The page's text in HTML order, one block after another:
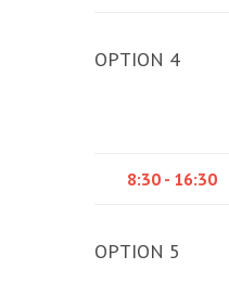
OPTION 4
8:30 - 16:30
OPTION 5